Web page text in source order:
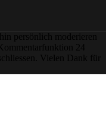
persönlich moderieren
24
Vielen Dank für